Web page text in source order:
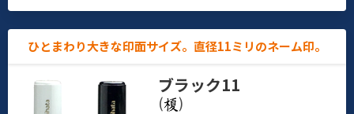
ひとまわり大きな印面サイズ。直径11ミリのネーム印。
ブラック11
(
)